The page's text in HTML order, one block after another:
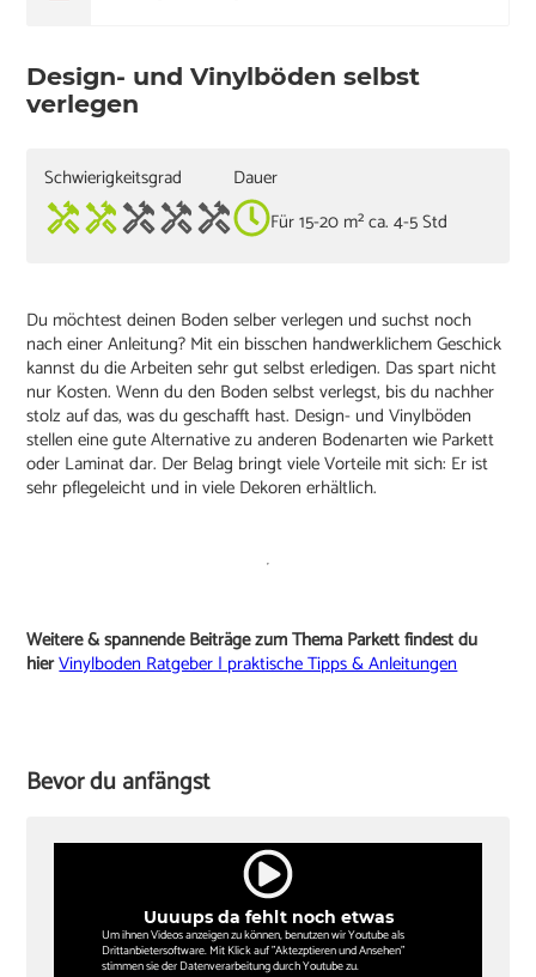
Design- und Vinylböden selbst
verlegen
Schwierigkeitsgrad
Dauer
Für 15-20 m² ca. 4-5 Std
Du möchtest deinen Boden selber verlegen und suchst noch
nach einer Anleitung? Mit ein bisschen handwerklichem Geschick
kannst du die Arbeiten sehr gut selbst erledigen. Das spart nicht
nur Kosten. Wenn du den Boden selbst verlegst, bis du nachher
stolz auf das, was du geschafft hast. Design- und Vinylböden
stellen eine gute Alternative zu anderen Bodenarten wie Parkett
oder Laminat dar. Der Belag bringt viele Vorteile mit sich: Er ist
sehr pflegeleicht und in viele Dekoren erhältlich.
Weitere & spannende Beiträge zum Thema Parkett findest du
hierVinylboden Ratgeber | praktische Tipps & Anleitungen
Bevor du anfängst
Uuuups da fehlt noch etwas
Um ihnen Videos anzeigen zu können, benutzen wir Youtube als
Drittanbietersoftware. Mit Klick auf "Aktezptieren und Ansehen"
stimmen sie der Datenverarbeitung durch Youtube zu.